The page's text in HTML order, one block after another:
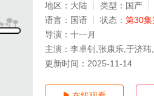
地区： 大陆 类型： 国产
语言： 国语 状态： 第30集
导演： 十一月
主演： 李卓钊,张康乐,于济
更新时间： 2025-11-14